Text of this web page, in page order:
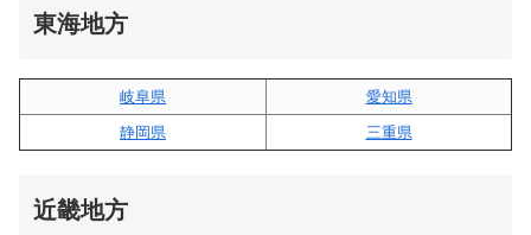
東海地方
岐阜県
愛知県
静岡県
三重県
近畿地方